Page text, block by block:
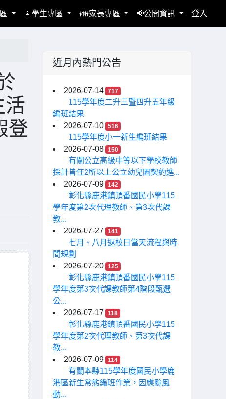
👧學生專區 👪家長專區 📢公開資訊 登入
活
登
近月內熱門公告
2026-07-14 717
115學年度二升三暨四升五年級
編班結果
2026-07-10
516
115學年度小一新生編班結果
2026-07-08
150
有關公立高級中等以下學校教師
採計曾任2所以上公立幼兒園契約進...
2026-07-09
142
彰化縣鹿港鎮頂番國民小學115
學年度第2次代理教師、第3次代課
教...
2026-07-27
141
七月、八月返校日當天流程與時
間規劃
2026-07-20
125
彰化縣鹿港鎮頂番國民小學115
學年度第3次代課教師第4階段甄選
公...
2026-07-17
118
彰化縣鹿港鎮頂番國民小學115
學年度第2次代理教師、第3次代課
教...
2026-07-09
114
有關本縣115學年度國民小學鹿
港區新生常態編班作業，因應颱風
動...